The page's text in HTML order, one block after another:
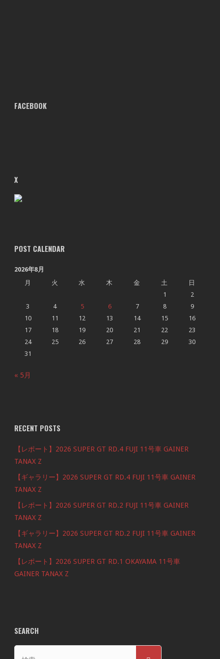
FACEBOOK
X
POST CALENDAR
2026年8月
月
火 水 木 金 土
日
1
2
3
4 5 6 7 8
9
10
11 12 13 14 15
16
17
18 19 20 21 22
23
24
25 26 27 28 29
30
31
« 5月
RECENT POSTS
【レポート】2026 SUPER GT RD.4 FUJI 11号車 GAINER
TANAX Z
【ギャラリー】2026 SUPER GT RD.4 FUJI 11号車 GAINER
TANAX Z
【レポート】2026 SUPER GT RD.2 FUJI 11号車 GAINER
TANAX Z
【ギャラリー】2026 SUPER GT RD.2 FUJI 11号車 GAINER
TANAX Z
【レポート】2026 SUPER GT RD.1 OKAYAMA 11号車
GAINER TANAX Z
SEARCH